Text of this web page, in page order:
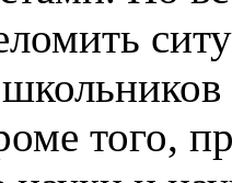
того,